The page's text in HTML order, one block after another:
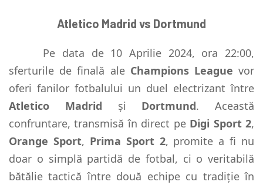
Atletico Madrid vs Dortmund
Pe data de 10 Aprilie 2024, ora 22:00,
sferturile de finală ale Champions League vor
oferi fanilor fotbalului un duel electrizant între
Atletico Madrid și Dortmund. Această
confruntare, transmisă în direct pe Digi Sport 2,
Orange Sport, Prima Sport 2, promite a fi nu
doar o simplă partidă de fotbal, ci o veritabilă
bătălie tactică între două echipe cu tradiție în